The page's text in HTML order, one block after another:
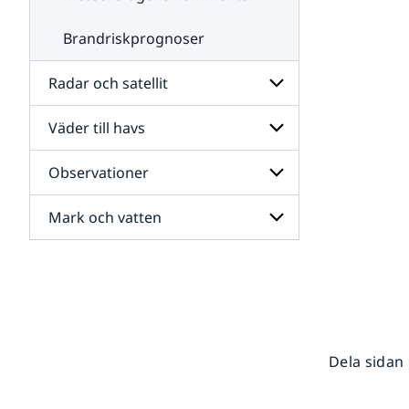
Brandriskprognoser
Radar och satellit
Undersidor
för
Radar
och
satellit
Väder till havs
Undersidor
för
Väder
till
havs
Observationer
Undersidor
för
Mark och vatten
Dela sidan